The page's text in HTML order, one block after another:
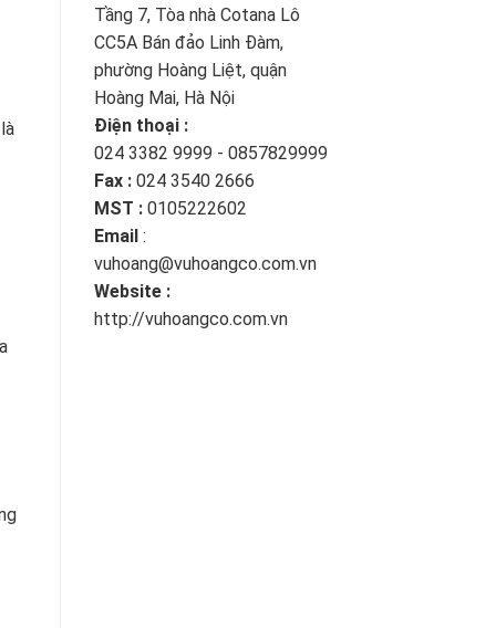
Tầng 7, Tòa nhà Cotana Lô
CC5A Bán đảo Linh Đàm,
phường Hoàng Liệt, quận
Hoàng Mai, Hà Nội
Điện thoại :
024 3382 9999 - 0857829999
Fax : 024 3540 2666
MST : 0105222602
Email :
vuhoang@vuhoangco.com.vn
Website :
http://vuhoangco.com.vn